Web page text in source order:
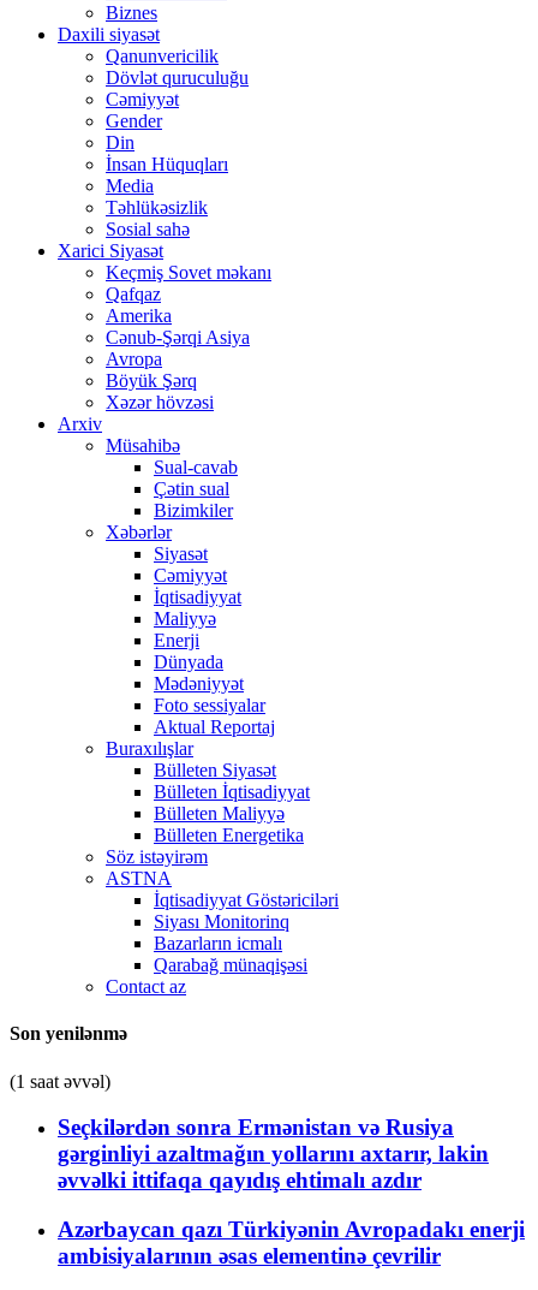
Biznes
Daxili siyasət
Qanunvericilik
Dövlət quruculuğu
Cəmiyyət
Gender
Din
İnsan Hüquqları
Media
Təhlükəsizlik
Sosial sahə
Xarici Siyasət
Keçmiş Sovet məkanı
Qafqaz
Amerika
Cənub-Şərqi Asiya
Avropa
Böyük Şərq
Xəzər hövzəsi
Arxiv
Müsahibə
Sual-cavab
Çətin sual
Bizimkiler
Xəbərlər
Siyasət
Cəmiyyət
İqtisadiyyat
Maliyyə
Enerji
Dünyada
Mədəniyyət
Foto sessiyalar
Aktual Reportaj
Buraxılışlar
Bülleten Siyasət
Bülleten İqtisadiyyat
Bülleten Maliyyə
Bülleten Energetika
Söz istəyirəm
ASTNA
İqtisadiyyat Göstəriciləri
Siyası Monitorinq
Bazarların icmalı
Qarabağ münaqişəsi
Contact az
Son yenilənmə
(1 saat əvvəl)
Seçkilərdən sonra Ermənistan və Rusiya
gərginliyi azaltmağın yollarını axtarır, lakin
əvvəlki ittifaqa qayıdış ehtimalı azdır
Azərbaycan qazı Türkiyənin Avropadakı enerji
ambisiyalarının əsas elementinə çevrilir